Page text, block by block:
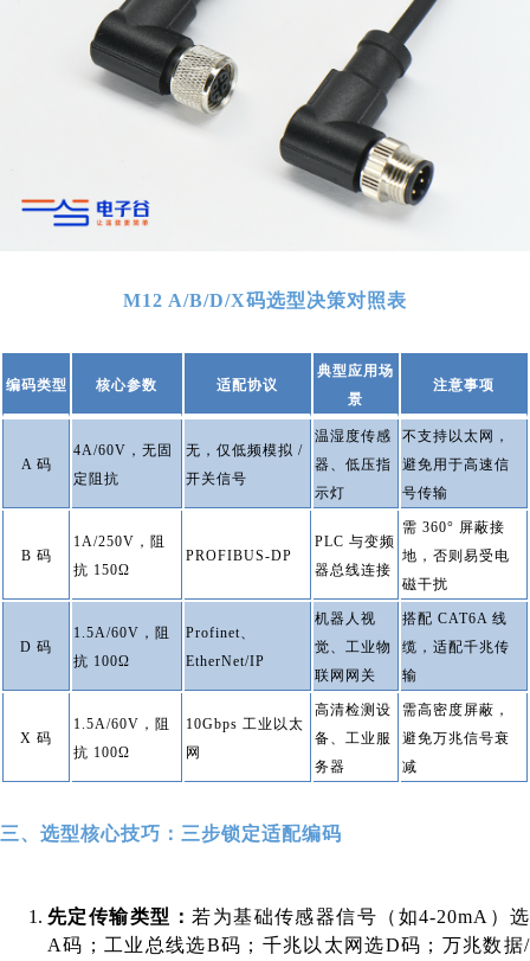
M12 A/B/D/X码选型决策对照表
编码类型 核心参数 适配协议
典型应用场
景
注意事项
A 码
4A/60V，无固
定阻抗
无，仅低频模拟 /
开关信号
温湿度传感
器、低压指
示灯
不支持以太网，
避免用于高速信
号传输
B 码
1A/250V，阻
抗 150Ω
PROFIBUS-DP
PLC 与变频
器总线连接
需 360° 屏蔽接
地，否则易受电
磁干扰
D 码
1.5A/60V，阻
抗 100Ω
Profinet、
EtherNet/IP
机器人视
觉、工业物
联网网关
搭配 CAT6A 线
缆，适配千兆传
输
X 码
1.5A/60V，阻
抗 100Ω
10Gbps 工业以太
网
高清检测设
备、工业服
务器
需高密度屏蔽，
避免万兆信号衰
减
三、选型核心技巧：三步锁定适配编码
先定传输类型： 若为基础传感器信号（如4-20mA）选
A码；工业总线选B码；千兆以太网选D码；万兆数据/